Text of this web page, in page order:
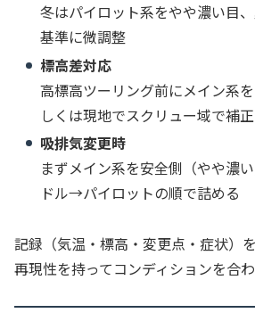
冬はパイロット系をやや濃い目
基準に微調整
標高差対応
高標高ツーリング前にメイン系
しくは現地でスクリュー域で補
吸排気変更時
まずメイン系を安全側（やや濃
ドル→パイロットの順で詰める
記録（気温・標高・変更点・症状）
再現性を持ってコンディションを合わ